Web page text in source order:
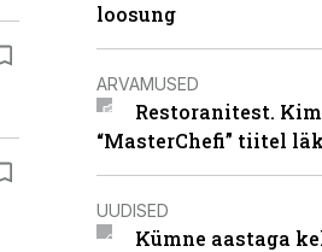
loosung
ARVAMUSED
Restoranitest.
“MasterChefi” tiitel
UUDISED
Kümne aastaga